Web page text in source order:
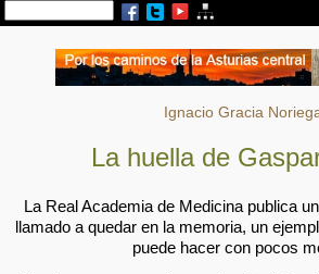
Ignacio Gracia
La huella de
La Real Academia de Medicina publica
llamado a quedar en la memoria, un
puede hacer con pocos